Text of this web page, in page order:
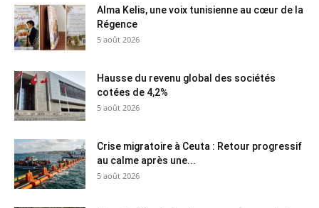
Alma Kelis, une voix tunisienne au cœur de la
Régence
5 août 2026
Hausse du revenu global des sociétés
cotées de 4,2%
5 août 2026
Crise migratoire à Ceuta : Retour progressif
au calme après une...
5 août 2026